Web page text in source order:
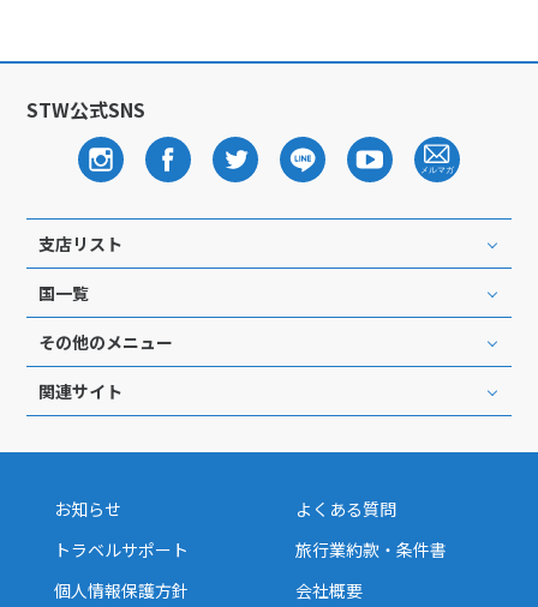
STW公式SNS
支店リスト
国一覧
その他のメニュー
関連サイト
お知らせ
よくある質問
トラベルサポート
旅行業約款・条件書
個人情報保護方針
会社概要